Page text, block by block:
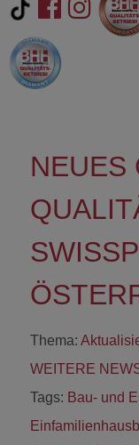
NEUES
Thema:
WEITERE
Tags: Bau- und